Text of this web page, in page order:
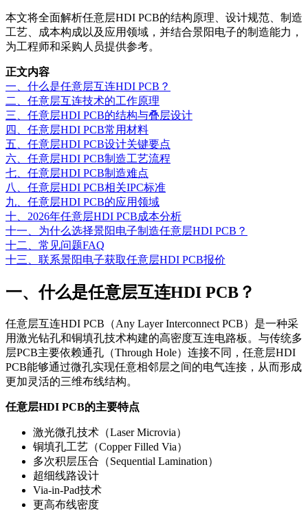
本文将全面解析任意层HDI PCB的结构原理、设计规范、制造
工艺、成本构成以及应用领域，并结合景阳电子的制造能力，
为工程师和采购人员提供参考。
正文内容
一、什么是任意层互连HDI PCB？
二、任意层互连技术的工作原理
三、任意层HDI PCB的结构与叠层设计
四、任意层HDI PCB常用材料
五、任意层HDI PCB设计关键要点
六、任意层HDI PCB制造工艺流程
七、任意层HDI PCB制造难点
八、任意层HDI PCB相关IPC标准
九、任意层HDI PCB的应用领域
十、2026年任意层HDI PCB成本分析
十一、为什么选择景阳电子制造任意层HDI PCB？
十二、常见问题FAQ
十三、联系景阳电子获取任意层HDI PCB报价
一、什么是任意层互连HDI PCB？
任意层互连HDI PCB（Any Layer Interconnect PCB）是一种采
用激光钻孔和铜填孔技术构建的高密度互连电路板。与传统多
层PCB主要依赖通孔（Through Hole）连接不同，任意层HDI
PCB能够通过微孔实现任意相邻层之间的电气连接，从而形成
更加灵活的三维布线结构。
任意层HDI PCB的主要特点
激光微孔技术（Laser Microvia）
铜填孔工艺（Copper Filled Via）
多次积层压合（Sequential Lamination）
超细线路设计
Via-in-Pad技术
更高布线密度